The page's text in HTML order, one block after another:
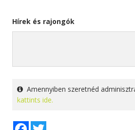
Hírek és rajongók
Amennyiben szeretnéd
kattints ide.
Facebook